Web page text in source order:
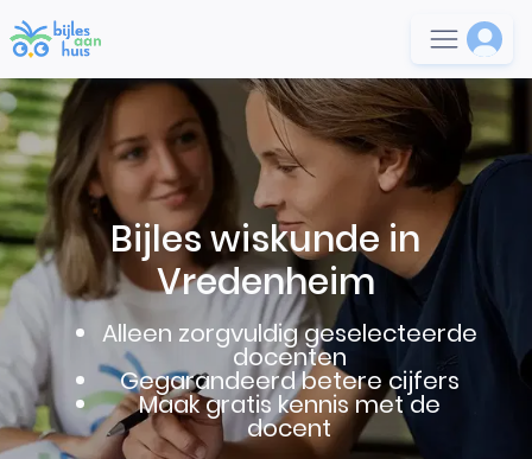
Bijles wiskunde in
Vredenheim
Alleen zorgvuldig geselecteerde
docenten
Gegarandeerd betere cijfers
Maak gratis kennis met de
docent